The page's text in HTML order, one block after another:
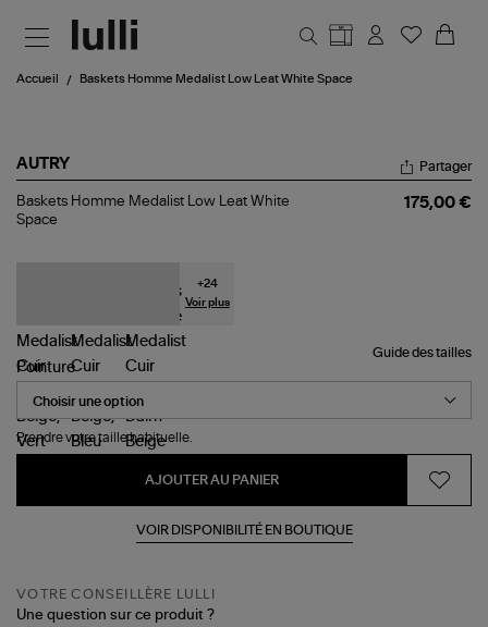
Accueil Baskets Homme Medalist Low Leat White Space
AUTRY
Baskets
Homme
Medalist
Partager
Baskets Homme Medalist Low Leat White
Space
175,00 €
+24
Voir plus
Guide des tailles
Pointure
Prendre votre taille habituelle.
AJOUTER AU PANIER
VOIR DISPONIBILITÉ EN BOUTIQUE
VOTRE CONSEILLÈRE LULLI
Une question sur ce produit ?